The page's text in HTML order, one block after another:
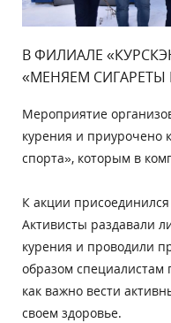
В ФИЛИАЛЕ
«МЕНЯЕМ
Мероприятие
курения и приурочено
спорта», которым в
К акции
Активисты раздавали
курения и проводили
образом
как важно вести
своем здоровье.